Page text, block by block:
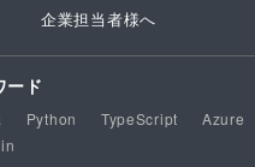
企業担当者様へ
ード
Python TypeScript Azure